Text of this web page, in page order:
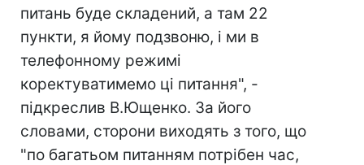
питань буде складений, а там 22
пункти, я йому подзвоню, і ми в
телефонному режимі
коректуватимемо ці питання", -
підкреслив В.Ющенко. За його
словами, сторони виходять з того, що
"по багатьом питанням потрібен час,